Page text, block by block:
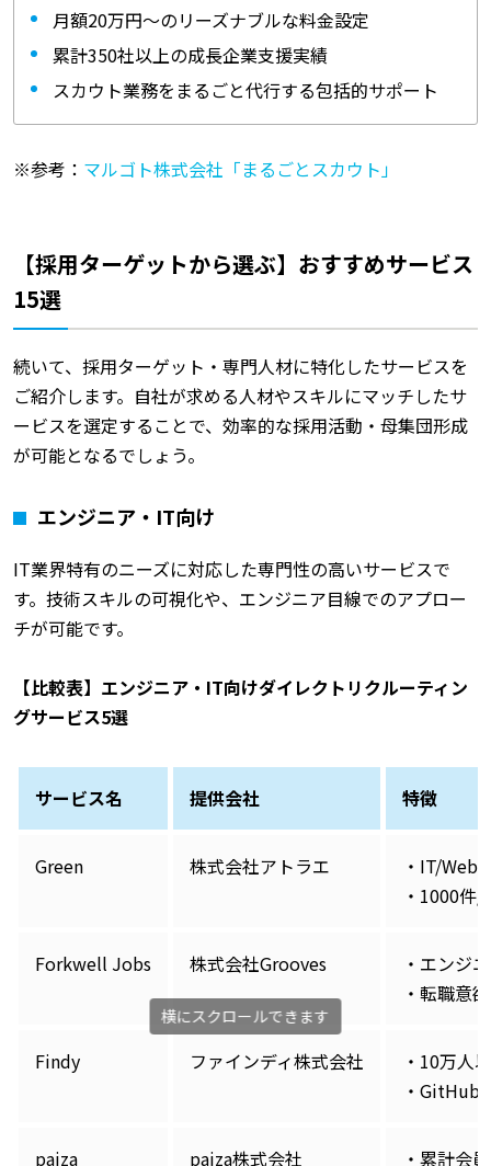
月額20万円〜のリーズナブルな料金設定
累計350社以上の成長企業支援実績
スカウト業務をまるごと代行する包括的サポート
※参考： マルゴト株式会社「まるごとスカウト」
【採用ターゲットから選ぶ】おすすめサービス
15選
続いて、採用ターゲット・専門人材に特化したサービスを
ご紹介します。自社が求める人材やスキルにマッチしたサ
ービスを選定することで、効率的な採用活動・母集団形成
が可能となるでしょう。
エンジニア・IT向け
IT業界特有のニーズに対応した専門性の高いサービスで
す。技術スキルの可視化や、エンジニア目線でのアプロー
チが可能です。
【比較表】エンジニア・IT向けダイレクトリクルーティン
グサービス5選
サービス名 提供会社 特徴
Green 株式会社アトラエ
・IT/Web
・1000件
Forkwell Jobs 株式会社Grooves
・エンジ
・転職意
Findy ファインディ株式会社
・10万人
・GitHub
paiza paiza株式会社
・累計会